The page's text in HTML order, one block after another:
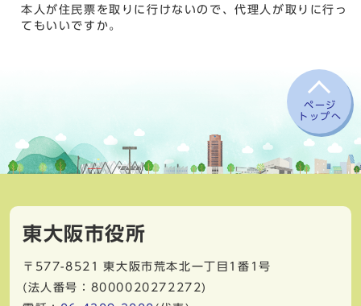
本人が住民票を取りに行けないので、代理人が取りに行っ
てもいいですか。
ページ
トップへ
東大阪市役所
〒577-8521
東大阪市荒本北一丁目1番1号
(法人番号：8000020272272)